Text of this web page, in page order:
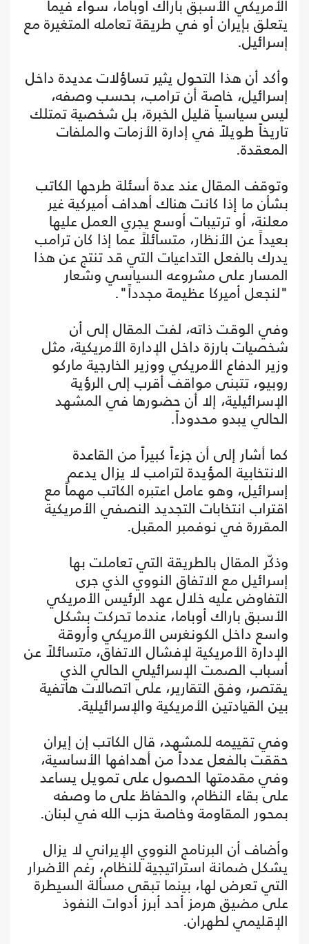
الأمريكي الأسبق باراك أوباما، سواء فيما
يتعلق بإيران أو في طريقة تعامله المتغيرة مع
إسرائيل.
وأكد أن هذا التحول يثير تساؤلات عديدة داخل
إسرائيل، خاصة أن ترامب، بحسب وصفه،
ليس سياسياً قليل الخبرة، بل شخصية تمتلك
تاريخاً طويلاً في إدارة الأزمات والملفات
المعقدة.
وتوقف المقال عند عدة أسئلة طرحها الكاتب
بشأن ما إذا كانت هناك أهداف أميركية غير
معلنة، أو ترتيبات أوسع يجري العمل عليها
بعيداً عن الأنظار، متسائلاً عما إذا كان ترامب
يدرك بالفعل التداعيات التي قد تنتج عن هذا
المسار على مشروعه السياسي وشعار
"لنجعل أميركا عظيمة مجدداً".
وفي الوقت ذاته، لفت المقال إلى أن
شخصيات بارزة داخل الإدارة الأمريكية، مثل
وزير الدفاع الأمريكي ووزير الخارجية ماركو
روبيو، تتبنى مواقف أقرب إلى الرؤية
الإسرائيلية، إلا أن حضورها في المشهد
الحالي يبدو محدوداً.
كما أشار إلى أن جزءاً كبيراً من القاعدة
الانتخابية المؤيدة لترامب لا يزال يدعم
إسرائيل، وهو عامل اعتبره الكاتب مهماً مع
اقتراب انتخابات التجديد النصفي الأمريكية
المقررة في نوفمبر المقبل.
وذكّر المقال بالطريقة التي تعاملت بها
إسرائيل مع الاتفاق النووي الذي جرى
التفاوض عليه خلال عهد الرئيس الأمريكي
الأسبق باراك أوباما، عندما تحركت بشكل
واسع داخل الكونغرس الأمريكي وأروقة
الإدارة الأمريكية لإفشال الاتفاق، متسائلاً عن
أسباب الصمت الإسرائيلي الحالي الذي
يقتصر، وفق التقارير، على اتصالات هاتفية
بين القيادتين الأمريكية والإسرائيلية.
وفي تقييمه للمشهد، قال الكاتب إن إيران
حققت بالفعل عدداً من أهدافها الأساسية،
وفي مقدمتها الحصول على تمويل يساعد
على بقاء النظام، والحفاظ على ما وصفه
بمحور المقاومة وخاصة حزب الله في لبنان.
وأضاف أن البرنامج النووي الإيراني لا يزال
يشكل ضمانة استراتيجية للنظام، رغم الأضرار
التي تعرض لها، بينما تبقى مسألة السيطرة
على مضيق هرمز أحد أبرز أدوات النفوذ
الإقليمي لطهران.